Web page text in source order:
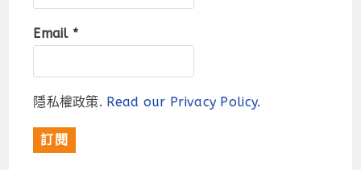
Email *
隱私權政策. Read our Privacy Policy.